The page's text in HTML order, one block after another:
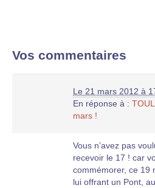
Vos commentaires
Le 21 mars 2012 à
En réponse à :
mars !
Vous n’avez pas
recevoir le 17 ! car
commémorer, ce 19
lui offrant un Pont,